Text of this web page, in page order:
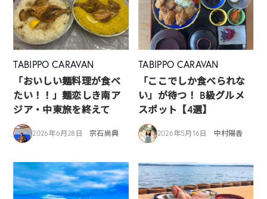
TABIPPO CARAVAN
「おいしい麺料理が食べ
たい！！」麺恋しき南ア
ジア・中東旅を終えて
2026年6月28日 宗石尚典
TABIPPO CARAVAN
「ここでしか食べられな
い」が待つ！ B級グルメ
スポット【4選】
2026年5月16日 中村陽香